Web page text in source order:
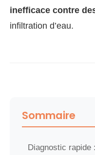
inefficace contre
infiltration d’eau.
Sommaire
Diagnostic rapide